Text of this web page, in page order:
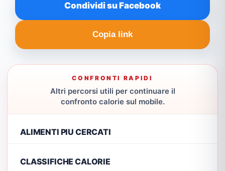
Condividi su Facebook
Copia link
CONFRONTI RAPIDI
Altri percorsi utili per continuare il
confronto calorie sul mobile.
ALIMENTI PIU CERCATI
CLASSIFICHE CALORIE